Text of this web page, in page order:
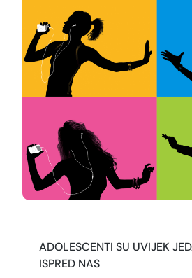
ADOLESCENTI SU UVIJEK
ISPRED NAS